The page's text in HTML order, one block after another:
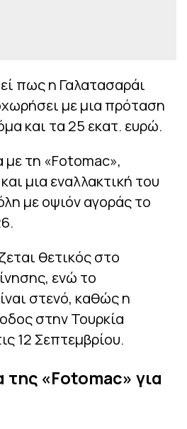
πως η Γαλατασαράι
με μια πρόταση
και τα 25 εκατ. ευρώ.
τη «Fotomac»,
μια εναλλακτική του
με οψιόν αγοράς το
θετικός στο
ενώ το
στενό, καθώς η
στην Τουρκία
12 Σεπτεμβρίου.
«Fotomac» για